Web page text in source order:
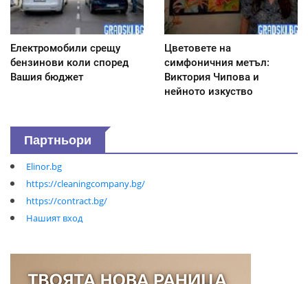
Електромобили срещу
бензинови коли според
Вашия бюджет
Цветовете на
симфоничния метъл:
Виктория Чипова и
нейното изкуство
Партньори
Elinor.bg
https://cleaningcompany.bg/
https://contract.bg/
Нашият вход